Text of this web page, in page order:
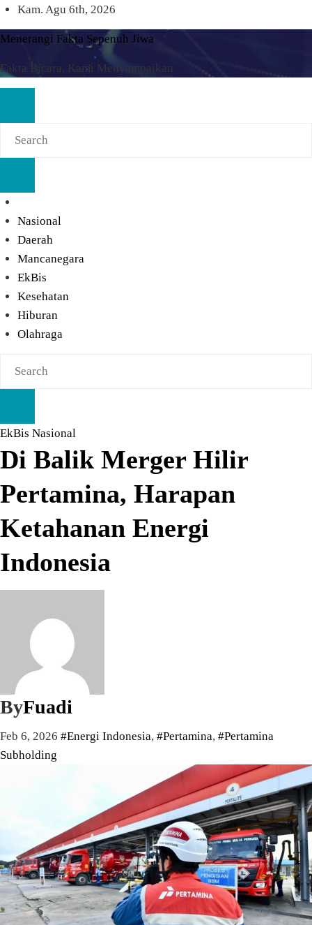
Skip
to
content
Kam. Agu 6th, 2026
Menerangi Fakta Sepenuh Jiwa
Fakta Bicara, Kami Menyampaikan
Nasional
Daerah
Mancanegara
EkBis
Kesehatan
Hiburan
Olahraga
EkBis Nasional
Di Balik Merger Hilir
Pertamina, Harapan
Ketahanan Energi
Indonesia
ByFuadi
Feb 6, 2026 #Energi Indonesia, #Pertamina, #Pertamina
Subholding